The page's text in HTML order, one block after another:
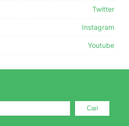
Twitter
Instagram
Youtube
Cari